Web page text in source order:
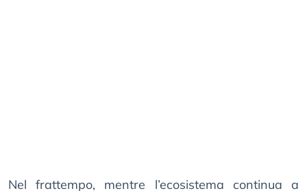
Nel frattempo, mentre l’ecosistema continua a